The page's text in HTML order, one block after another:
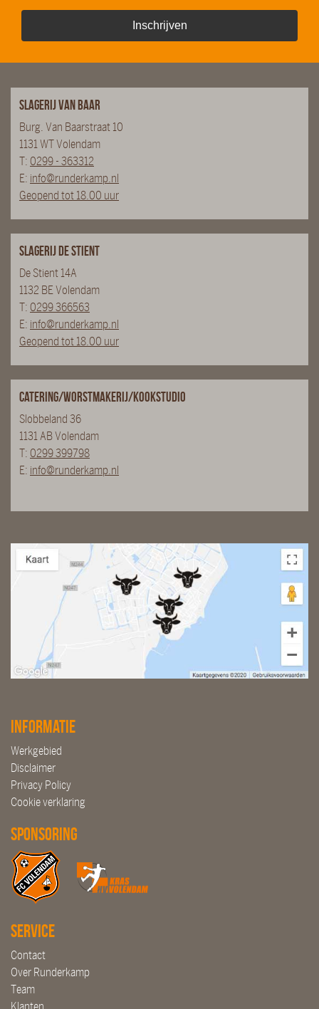
Inschrijven
Slagerij van Baar
Burg. Van Baarstraat 10
1131 WT Volendam
T: 0299 - 363312
E: info@runderkamp.nl
Geopend tot 18.00 uur
Slagerij De Stient
De Stient 14A
1132 BE Volendam
T: 0299 366563
E: info@runderkamp.nl
Geopend tot 18.00 uur
Catering/Worstmakerij/Kookstudio
Slobbeland 36
1131 AB Volendam
T: 0299 399798
E: info@runderkamp.nl
Informatie
Werkgebied
Disclaimer
Privacy Policy
Cookie verklaring
Sponsoring
Service
Contact
Over Runderkamp
Team